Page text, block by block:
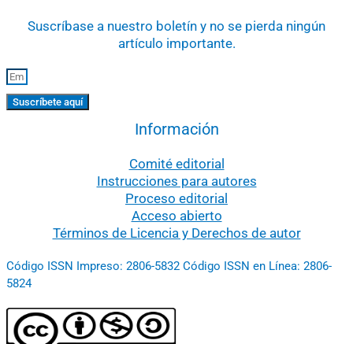
Suscríbase a nuestro boletín y no se pierda ningún
artículo importante.
Suscríbete aquí
Información
Comité editorial
Instrucciones para autores
Proceso editorial
Acceso abierto
Términos de Licencia y Derechos de autor
Código ISSN Impreso: 2806-5832 Código ISSN en Línea: 2806-
5824